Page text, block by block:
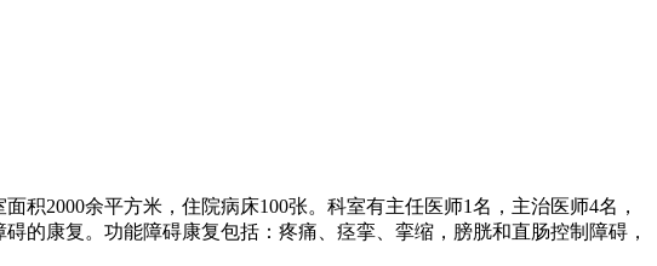
2000余平方米，住院病床100张。科室有主任医师1名，主治医师4名，
的康复。功能障碍康复包括：疼痛、痉挛、挛缩，膀胱和直肠控制障碍，